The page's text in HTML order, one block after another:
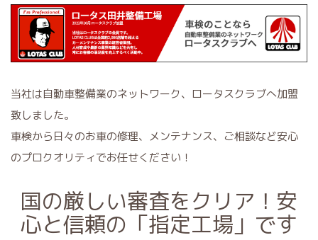
当社は自動車整備業のネットワーク、ロータスクラブへ加盟
致しました。
車検から日々のお車の修理、メンテナンス、ご相談など安心
のプロクオリティでお任せください！
国の厳しい審査をクリア！安
心と信頼の「指定工場」です